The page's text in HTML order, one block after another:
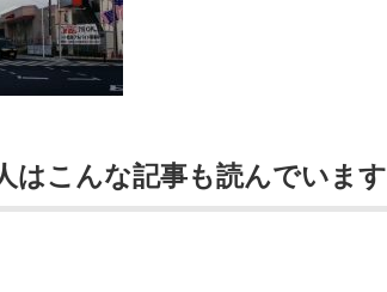
はこんな記事も読んでいます